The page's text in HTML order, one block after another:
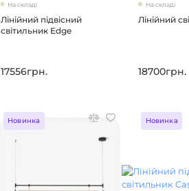
На складі
Лінійний підвісний
світильник Edge
17556грн.
На складі
Лінійний
18700грн.
Новинка Новинка